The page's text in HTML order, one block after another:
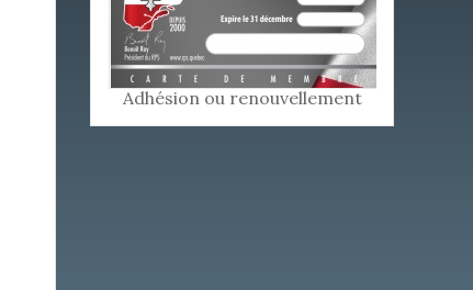
Adhésion ou renouvellement